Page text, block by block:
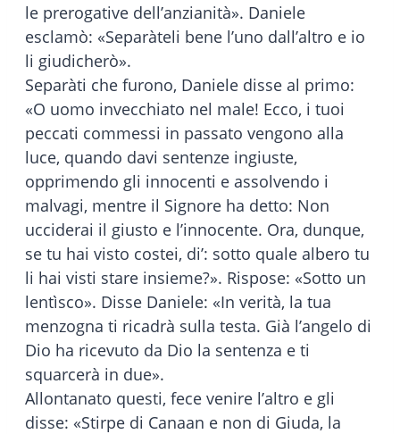
le prerogative dell’anzianità». Daniele
esclamò: «Separàteli bene l’uno dall’altro e io
li giudicherò».
Separàti che furono, Daniele disse al primo:
«O uomo invecchiato nel male! Ecco, i tuoi
peccati commessi in passato vengono alla
luce, quando davi sentenze ingiuste,
opprimendo gli innocenti e assolvendo i
malvagi, mentre il Signore ha detto: Non
ucciderai il giusto e l’innocente. Ora, dunque,
se tu hai visto costei, di’: sotto quale albero tu
li hai visti stare insieme?». Rispose: «Sotto un
lentìsco». Disse Daniele: «In verità, la tua
menzogna ti ricadrà sulla testa. Già l’angelo di
Dio ha ricevuto da Dio la sentenza e ti
squarcerà in due».
Allontanato questi, fece venire l’altro e gli
disse: «Stirpe di Canaan e non di Giuda, la